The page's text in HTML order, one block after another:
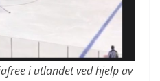
i utlandet ved hjelp av